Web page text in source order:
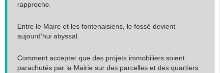
rapproche.
Entre le Maire et les fontenaisiens, le fossé devient
aujourd’hui abyssal.
Comment accepter que des projets immobiliers soient
parachutés par la Mairie sur des parcelles et des quartiers